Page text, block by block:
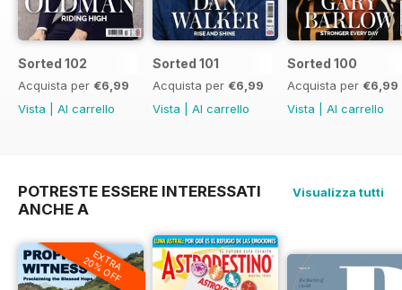
Sorted 102
Acquista per €6,99
Vista
Al carrello
Sorted 101
Acquista per €6,99
Vista
Al carrello
Sorted 100
Acquista per €6,99
Vista
Al carrello
POTRESTE ESSERE INTERESSATI
ANCHE A
Visualizza tutti
EXTRA
20% OFF